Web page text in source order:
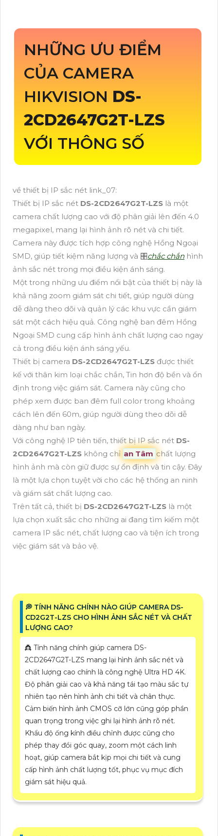
NHỮNG ƯU ĐIỂM
CỦA CAMERA
HIKVISION DS-
2CD2647G2T-LZS
VỚI THÔNG SỐ
về thiết bị IP sắc nét link_07:
Thiết bị IP sắc nét DS-2CD2647G2T-LZS là một
camera chất lượng cao với độ phân giải lên đến 4.0
megapixel, mang lại hình ảnh rõ nét và chi tiết.
Camera này được tích hợp công nghệ Hồng Ngoại
SMD, giúp tiết kiệm năng lượng và 🎛chắc chắn hình
ảnh sắc nét trong mọi điều kiện ánh sáng.
Một trong những ưu điểm nổi bật của thiết bị này là
khả năng zoom giám sát chi tiết, giúp người dùng
dễ dàng theo dõi và quản lý các khu vực cần giám
sát một cách hiệu quả. Công nghệ ban đêm Hồng
Ngoại SMD cung cấp hình ảnh chất lượng cao ngay
cả trong điều kiện ánh sáng yếu.
Thiết bị camera DS-2CD2647G2T-LZS được thiết
kế với thân kim loại chắc chắn, Tin hơn độ bền và ổn
định trong việc giám sát. Camera này cũng cho
phép xem được ban đêm full color trong khoảng
cách lên đến 60m, giúp người dùng theo dõi dễ
dàng như ban ngày.
Với công nghệ IP tiên tiến, thiết bị IP sắc nét DS-
2CD2647G2T-LZS không chỉ an Tâm chất lượng
hình ảnh mà còn giữ được sự ổn định và tin cậy. Đây
là một lựa chọn tuyệt vời cho các hệ thống an ninh
và giám sát chất lượng cao.
Trên tất cả, thiết bị DS-2CD2647G2T-LZS là một
lựa chọn xuất sắc cho những ai đang tìm kiếm một
camera IP sắc nét, chất lượng cao và tiện ích trong
việc giám sát và bảo vệ.
️💭 TÍNH NĂNG CHÍNH NÀO GIÚP CAMERA DS-
CD2G2T-LZS CHO HÌNH ẢNH SẮC NÉT VÀ CHẤT
LƯỢNG CAO?
👸 Tính năng chính giúp camera DS-
2CD2647G2T-LZS mang lại hình ảnh sắc nét và
chất lượng cao chính là công nghệ Ultra HD 4K.
Độ phân giải cao và khả năng tái tạo màu sắc tự
nhiên tạo nên hình ảnh chi tiết và chân thực.
Cảm biến hình ảnh CMOS cỡ lớn cũng góp phần
quan trọng trong việc ghi lại hình ảnh rõ nét.
Khẩu độ ống kính điều chỉnh được cũng cho
phép thay đổi góc quay, zoom một cách linh
hoạt, giúp camera bắt kịp mọi chi tiết và cung
cấp hình ảnh chất lượng tốt, phục vụ mục đích
giám sát hiệu quả.